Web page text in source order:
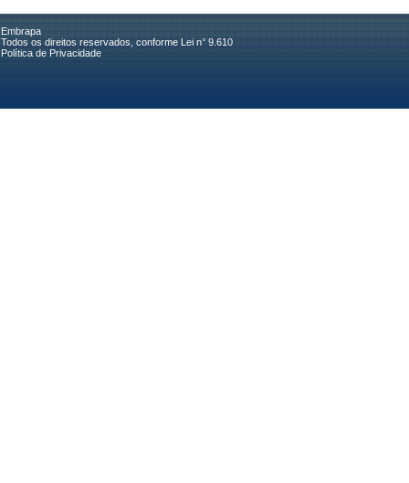
Embrapa
Todos os direitos reservados, conforme Lei n° 9.610
Política de Privacidade